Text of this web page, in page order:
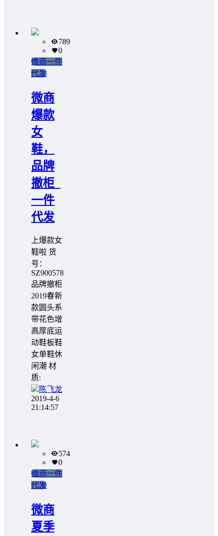
789
0
微商一件
代发
微商
爆款
女
鞋，
品牌
撤柜_
一件
代发
上爆款女
鞋啦 货
号：
SZ900578
品牌撤柜
2019春新
款圆头系
带花色增
高厚底运
动鞋板鞋
女单鞋休
闲潮 材
质:
陈飞龙
2019-4-6
21:14:57
574
0
微商一件
代发
微商
夏季